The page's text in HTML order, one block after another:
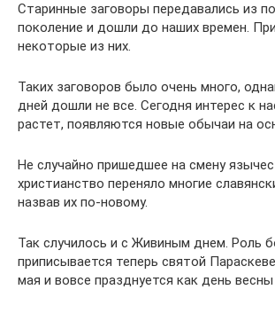
Старинные заговоры передавались из
поколение и дошли до наших времен.
некоторые из них.
Таких заговоров было очень много,
дней дошли не все. Сегодня интерес к
растет, появляются новые обычаи на
Не случайно пришедшее на смену
христианство переняло многие
назвав их по-новому.
Так случилось и с Живиным днем. Роль
приписывается теперь святой
мая и вовсе празднуется как день